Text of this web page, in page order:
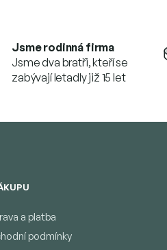
Jsme rodinná firma
Jsme dva bratři, kteří se
zabývají letadly již 15 let
a platba
podmínky